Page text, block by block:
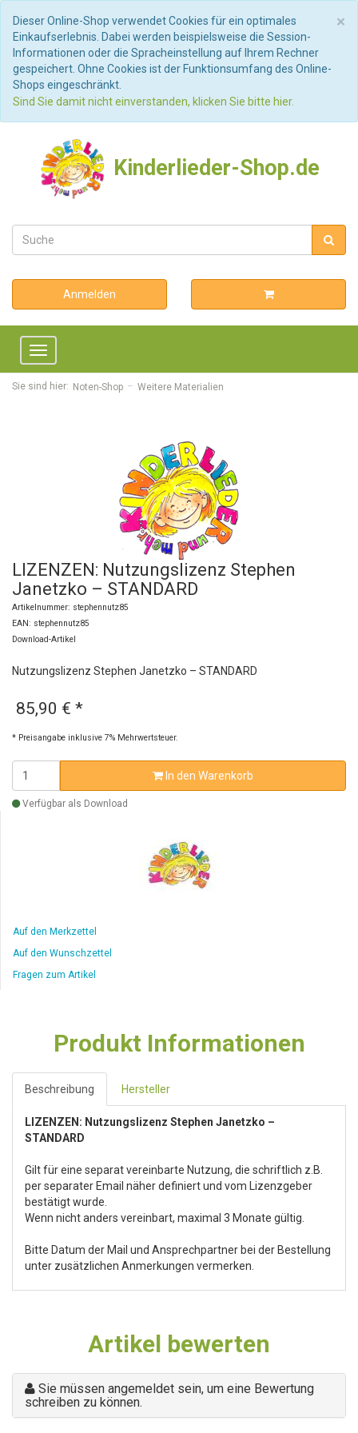
×
Dieser Online-Shop verwendet Cookies für ein optimales
Einkaufserlebnis. Dabei werden beispielsweise die Session-
Informationen oder die Spracheinstellung auf Ihrem Rechner
gespeichert. Ohne Cookies ist der Funktionsumfang des Online-
Shops eingeschränkt.
Sind Sie damit nicht einverstanden, klicken Sie bitte hier.
Kinderlieder-Shop.de
Anmelden
Toggle
navigation
Sie sind hier: Noten-Shop Weitere Materialien
LIZENZEN: Nutzungslizenz Stephen
Janetzko – STANDARD
Artikelnummer: stephennutz85
EAN: stephennutz85
Download-Artikel
Nutzungslizenz Stephen Janetzko – STANDARD
85,90 € *
* Preisangabe inklusive 7% Mehrwertsteuer.
In den Warenkorb
Verfügbar als Download
Auf den Merkzettel
Auf den Wunschzettel
Fragen zum Artikel
Produkt Informationen
Beschreibung Hersteller
LIZENZEN: Nutzungslizenz Stephen Janetzko –
STANDARD
Gilt für eine separat vereinbarte Nutzung, die schriftlich z.B.
per separater Email näher definiert und vom Lizenzgeber
bestätigt wurde.
Wenn nicht anders vereinbart, maximal 3 Monate gültig.
Bitte Datum der Mail und Ansprechpartner bei der Bestellung
unter zusätzlichen Anmerkungen vermerken.
Artikel bewerten
Sie müssen angemeldet sein, um eine Bewertung
schreiben zu können.